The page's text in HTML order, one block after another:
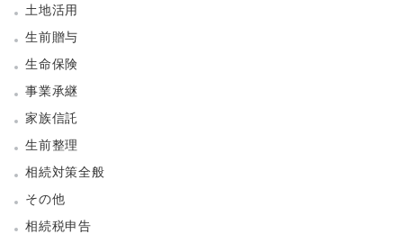
土地活用
生前贈与
生命保険
事業承継
家族信託
生前整理
相続対策全般
その他
相続税申告